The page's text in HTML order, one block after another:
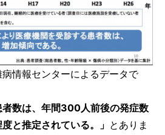
情報センターによるデータで
者数は、年間300人前後の発症数
と推定されている。」 とありま